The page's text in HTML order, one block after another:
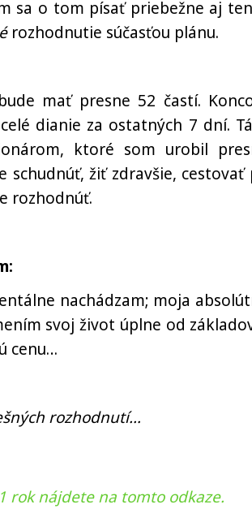
sa o tom písať priebežne aj
rozhodnutie súčasťou plánu.
mať presne 52 častí.
dianie za ostatných 7 dní.
ktoré som urobil
schudnúť, žiť zdravšie, cestovať
rozhodnúť.
nachádzam; moja
svoj život úplne od
cenu…
rozhodnutí…
rok nájdete na tomto odkaze.